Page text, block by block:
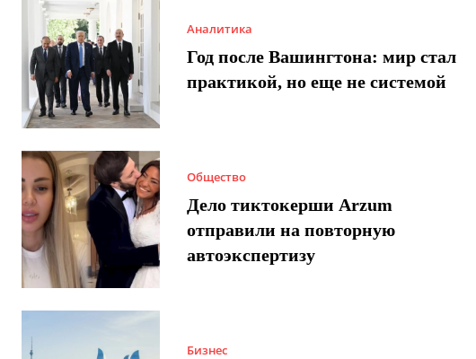
Аналитика
Год после Вашингтона: мир стал
практикой, но еще не системой
Общество
Дело тиктокерши Arzum
отправили на повторную
автоэкспертизу
Бизнес